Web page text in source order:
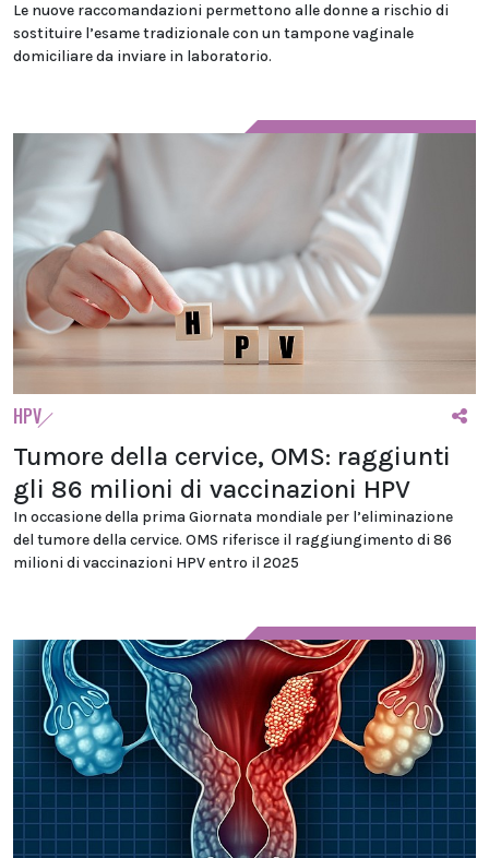
Le nuove raccomandazioni permettono alle donne a rischio di
sostituire l’esame tradizionale con un tampone vaginale
domiciliare da inviare in laboratorio.
HPV
Tumore della cervice, OMS: raggiunti
gli 86 milioni di vaccinazioni HPV
In occasione della prima Giornata mondiale per l’eliminazione
del tumore della cervice. OMS riferisce il raggiungimento di 86
milioni di vaccinazioni HPV entro il 2025